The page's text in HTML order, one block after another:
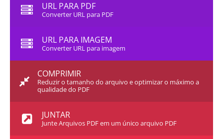
URL PARA PDF
Converter URL para PDF
URL PARA IMAGEM
Converter URL para imagem
COMPRIMIR
Reduzir o tamanho do arquivo e optimizar o máximo a
qualidade do PDF
JUNTAR
Junte Arquivos PDF em um único arquivo PDF